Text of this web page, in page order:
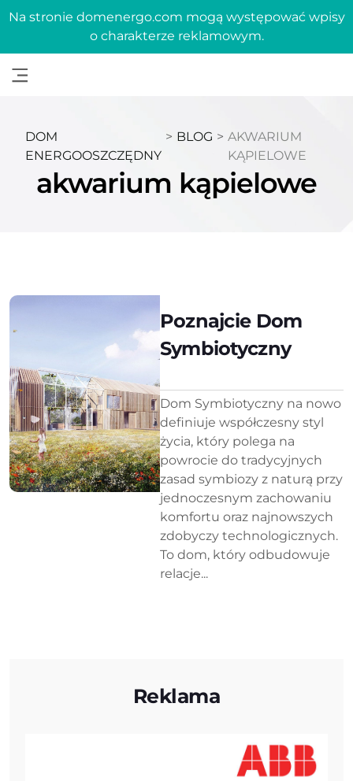
Na stronie domenergo.com mogą występować wpisy
o charakterze reklamowym.
DOM
ENERGOOSZCZĘDNY
> BLOG > AKWARIUM
KĄPIELOWE
akwarium kąpielowe
Poznajcie Dom
Symbiotyczny
Dom Symbiotyczny na nowo
definiuje współczesny styl
życia, który polega na
powrocie do tradycyjnych
zasad symbiozy z naturą przy
jednoczesnym zachowaniu
komfortu oraz najnowszych
zdobyczy technologicznych.
To dom, który odbudowuje
relacje...
Reklama